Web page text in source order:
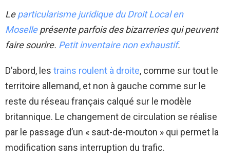
Leparticularisme juridique du Droit Local en
Moselleprésente parfois des bizarreries qui peuvent
faire sourire. Petit inventaire non exhaustif.
D’abord, les trains roulent à droite, comme sur tout le
territoire allemand, et non à gauche comme sur le
reste du réseau français calqué sur le modèle
britannique. Le changement de circulation se réalise
par le passage d’un « saut-de-mouton » qui permet la
modification sans interruption du trafic.